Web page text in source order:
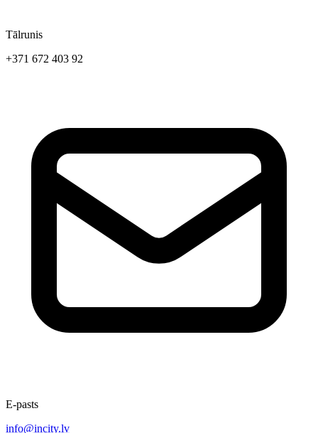
Tālrunis
+371 672 403 92
E-pasts
info@incity.lv